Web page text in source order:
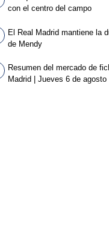
con el centro del campo
El Real Madrid mantiene la
de Mendy
Resumen del mercado de
Madrid | Jueves 6 de agosto